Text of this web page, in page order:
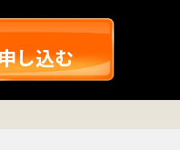
し込む